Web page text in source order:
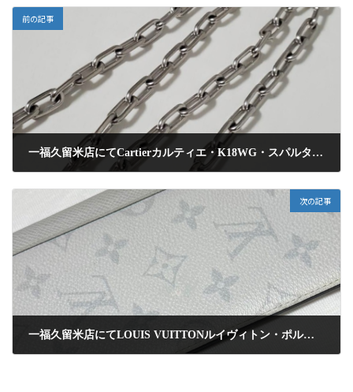
前の記事
一福久留米店にてCartierカルティエ・K18WG・スパルタカスネックレスを高額査定にて買取りさせて頂きました
次の記事
一福久留米店にてLOUIS VUITTONルイヴィトン・ポルトフォイユ・モノグラム・ICチップ・長財布を高額査定にて買取りさせて頂きました